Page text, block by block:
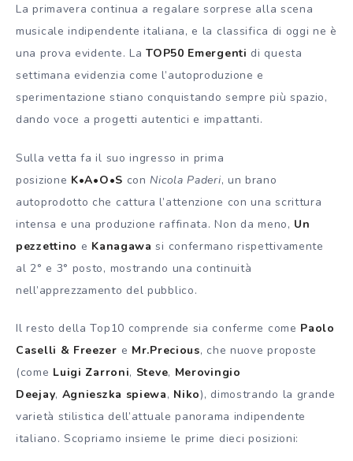
La primavera continua a regalare sorprese alla scena
musicale indipendente italiana, e la classifica di oggi ne è
una prova evidente. LaTOP50 Emergenti di questa
settimana evidenzia come l’autoproduzione e
sperimentazione stiano conquistando sempre più spazio,
dando voce a progetti autentici e impattanti.
Sulla vetta fa il suo ingresso in prima
posizione K•A•O•S conNicola Paderi, un brano
autoprodotto che cattura l’attenzione con una scrittura
intensa e una produzione raffinata. Non da meno, Un
pezzettino e Kanagawa si confermano rispettivamente
al 2° e 3° posto, mostrando una continuità
nell’apprezzamento del pubblico.
Il resto della Top10 comprende sia conferme come Paolo
Caselli & Freezer e Mr.Precious, che nuove proposte
(come Luigi Zarroni, Steve, Merovingio
Deejay, Agnieszka spiewa, Niko), dimostrando la grande
varietà stilistica dell’attuale panorama indipendente
italiano. Scopriamo insieme le prime dieci posizioni: